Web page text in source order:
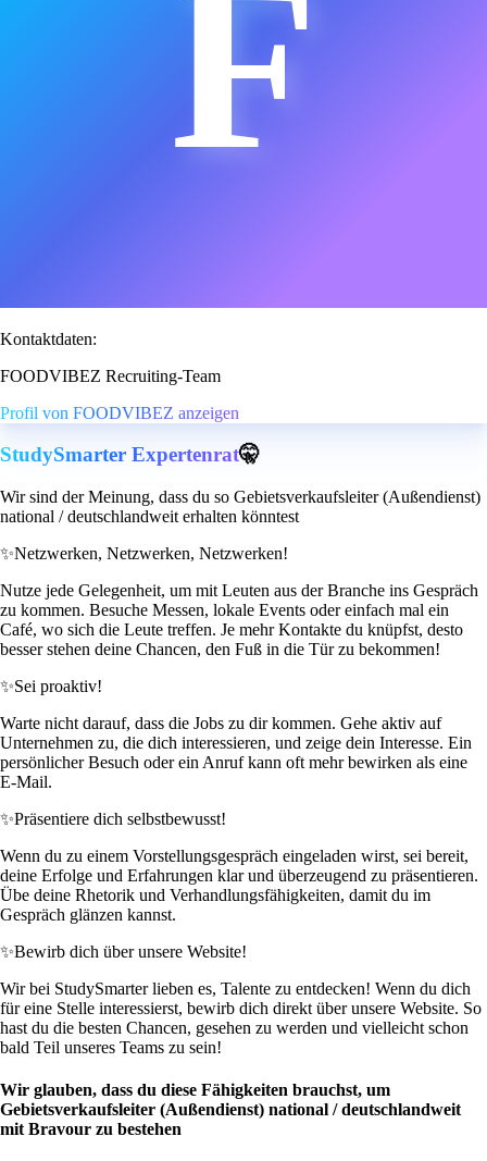
F
Kontaktdaten:
FOODVIBEZ Recruiting-Team
Profil von FOODVIBEZ anzeigen
StudySmarter Expertenrat🤫
Wir sind der Meinung, dass du so Gebietsverkaufsleiter (Außendienst)
national / deutschlandweit erhalten könntest
✨Netzwerken, Netzwerken, Netzwerken!
Nutze jede Gelegenheit, um mit Leuten aus der Branche ins Gespräch
zu kommen. Besuche Messen, lokale Events oder einfach mal ein
Café, wo sich die Leute treffen. Je mehr Kontakte du knüpfst, desto
besser stehen deine Chancen, den Fuß in die Tür zu bekommen!
✨Sei proaktiv!
Warte nicht darauf, dass die Jobs zu dir kommen. Gehe aktiv auf
Unternehmen zu, die dich interessieren, und zeige dein Interesse. Ein
persönlicher Besuch oder ein Anruf kann oft mehr bewirken als eine
E-Mail.
✨Präsentiere dich selbstbewusst!
Wenn du zu einem Vorstellungsgespräch eingeladen wirst, sei bereit,
deine Erfolge und Erfahrungen klar und überzeugend zu präsentieren.
Übe deine Rhetorik und Verhandlungsfähigkeiten, damit du im
Gespräch glänzen kannst.
✨Bewirb dich über unsere Website!
Wir bei StudySmarter lieben es, Talente zu entdecken! Wenn du dich
für eine Stelle interessierst, bewirb dich direkt über unsere Website. So
hast du die besten Chancen, gesehen zu werden und vielleicht schon
bald Teil unseres Teams zu sein!
Wir glauben, dass du diese Fähigkeiten brauchst, um
Gebietsverkaufsleiter (Außendienst) national / deutschlandweit
mit Bravour zu bestehen